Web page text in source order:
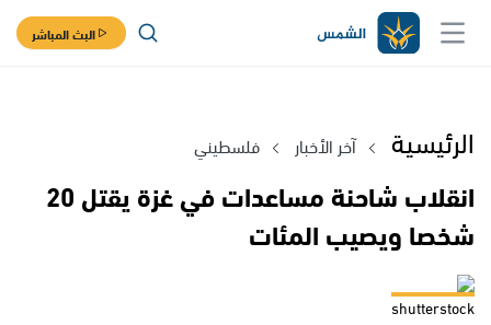
البث المباشر
الرئيسية آخر الأخبار فلسطيني
انقلاب شاحنة مساعدات في غزة يقتل 20
شخصا ويصيب المئات
shutterstock